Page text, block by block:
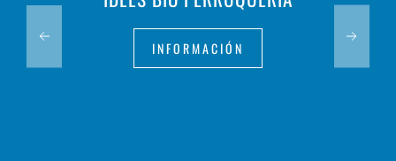
INFORMACIÓN